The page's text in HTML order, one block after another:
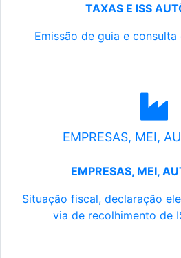
TAXAS E ISS
Emissão de guia e
EMPRESAS, MEI,
EMPRESAS, MEI,
Situação fiscal, declaração
via de recolhimento de